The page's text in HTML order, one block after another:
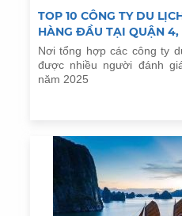
TOP 10 CÔNG TY DU
HÀNG ĐẦU TẠI QUẬN 4,
Nơi tổng hợp các công ty
được nhiều người đánh
năm 2025